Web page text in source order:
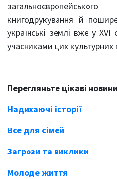
книгодрукування й
українські землі вже у
учасниками цих культурних
Перегляньте цікаві
Надихаючі історії
Все для сімей
Загрози та виклики
Молоде життя